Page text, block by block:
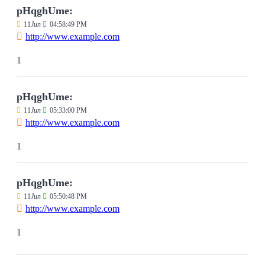
pHqghUme:
11Jun 04:58:49 PM
http://www.example.com
1
pHqghUme:
11Jun 05:33:00 PM
http://www.example.com
1
pHqghUme:
11Jun 05:50:48 PM
http://www.example.com
1